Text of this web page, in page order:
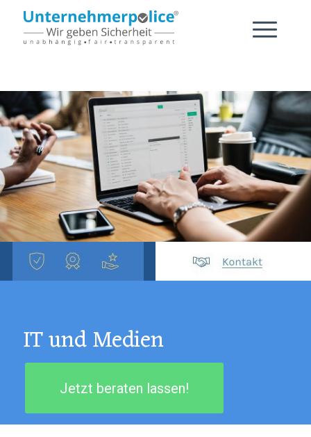
IT und Medien
Jetzt beraten lassen!